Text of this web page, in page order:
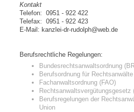
Kontakt
Telefon: 0951 - 922 422
Telefax: 0951 - 922 423
E-Mail: kanzlei-dr-rudolph@web.de
Berufsrechtliche Regelungen:
Bundesrechtsanwaltsordnung
Berufsordnung für
Fachanwaltsordnung (FAO)
Rechtsanwaltsvergütungsgesetz
Berufsregelungen der
Union